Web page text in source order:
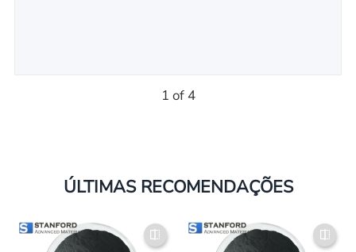
1 of 4
ÚLTIMAS RECOMENDAÇÕES